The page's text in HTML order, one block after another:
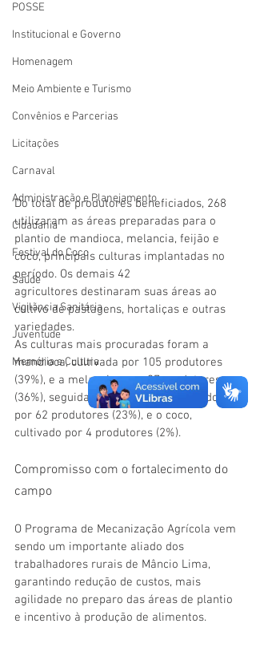
POSSE
Institucional e Governo
Homenagem
Meio Ambiente e Turismo
Convênios e Parcerias
Licitações
Carnaval
Administração e Planejamento
Cidadania
Festival do Coco
Saúde
Vigilãncia Sanitária
Juventude
Memória e Cultura
Do total de produtores beneficiados, 268
utilizaram as áreas preparadas para o
plantio de mandioca, melancia, feijão e
coco, principais culturas implantadas no
período. Os demais 42
agricultores destinaram suas áreas ao
cultivo de pastagens, hortaliças e outras
variedades.
As culturas mais procuradas foram a
mandioca, cultivada por 105 produtores
(39%), e a melancia, com 97 produtores
(36%), seguidas pelo feijão, implantado
por 62 produtores (23%), e o coco,
cultivado por 4 produtores (2%).
Compromisso com o fortalecimento do
campo
O Programa de Mecanização Agrícola vem
sendo um importante aliado dos
trabalhadores rurais de Mâncio Lima,
garantindo redução de custos, mais
agilidade no preparo das áreas de plantio
e incentivo à produção de alimentos.